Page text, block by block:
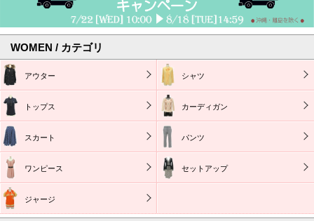
WOMEN / カテゴリ
アウター シャツ
トップス カーディガン
スカート パンツ
ワンピース セットアップ
ジャージ